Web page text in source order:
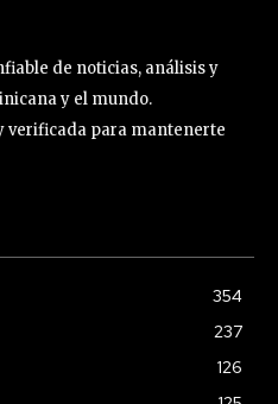
de noticias, análisis y
y el mundo.
verificada para mantenerte
354
237
126